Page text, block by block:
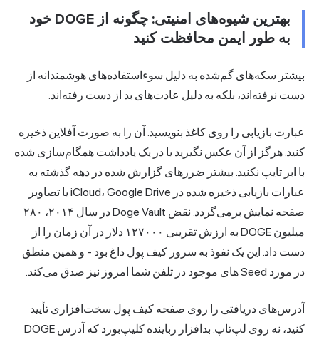
بهترین شیوه‌های امنیتی: چگونه از DOGE خود
به طور ایمن محافظت کنید
بیشتر سکه‌های گم‌شده به دلیل سوءاستفاده‌های هوشمندانه از
دست نرفته‌اند، بلکه به دلیل عادت‌های بد از دست رفته‌اند.
عبارت بازیابی را روی کاغذ بنویسید. آن را به صورت آفلاین ذخیره
کنید. هرگز از آن عکس نگیرید یا در یک یادداشت همگام‌سازی شده
با ابر تایپ نکنید. بیشتر ضررهای گزارش شده در دهه گذشته به
عبارات بازیابی ذخیره شده در iCloud، Google Drive یا تصاویر
صفحه نمایش برمی‌گردد. نقض Doge Vault در سال ۲۰۱۴، ۲۸۰
میلیون DOGE به ارزش تقریبی ۱۲۷۰۰۰ دلار در آن زمان را از
دست داد. این یک نفوذ به سرور کیف پول داغ بود - و همین منطق
در مورد Seed های موجود در تلفن شما امروز نیز صدق می‌کند.
آدرس‌های دریافتی را روی صفحه کیف پول سخت‌افزاری تأیید
کنید، نه روی لپ‌تاپ. بدافزار رباینده کلیپ‌بورد که آدرس DOGE